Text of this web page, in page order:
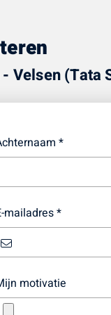
Velsen (Tata
*
mailadres *
motivatie